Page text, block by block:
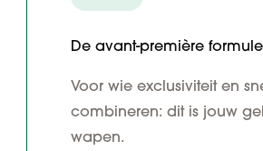
De avant-première formule
Voor wie exclusiviteit en
combineren: dit is jouw
wapen.